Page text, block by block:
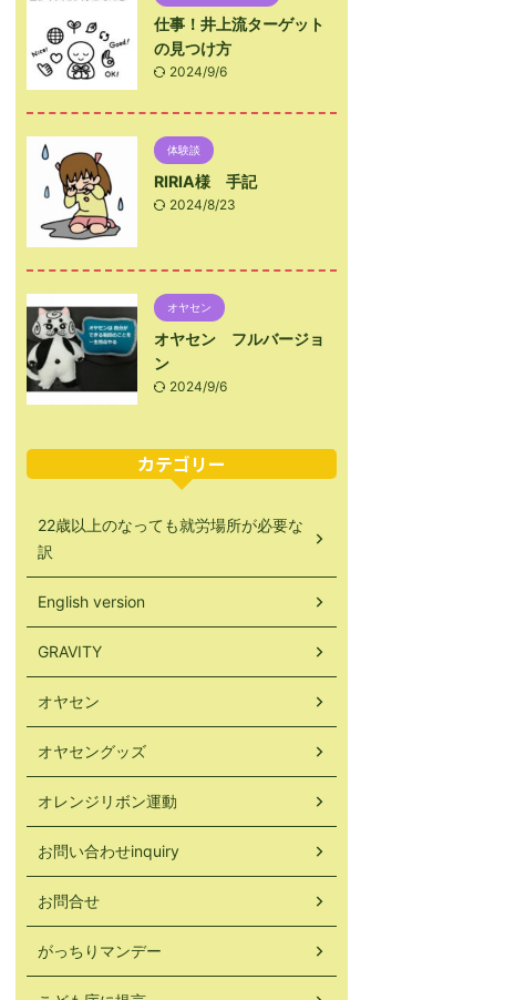
仕事！井上流ターゲット
の見つけ方
2024/9/6
体験談
RIRIA様 手記
2024/8/23
オヤセン
オヤセン フルバージョ
ン
2024/9/6
カテゴリー
22歳以上のなっても就労場所が必要な
訳
English version
GRAVITY
オヤセン
オヤセングッズ
オレンジリボン運動
お問い合わせinquiry
お問合せ
がっちりマンデー